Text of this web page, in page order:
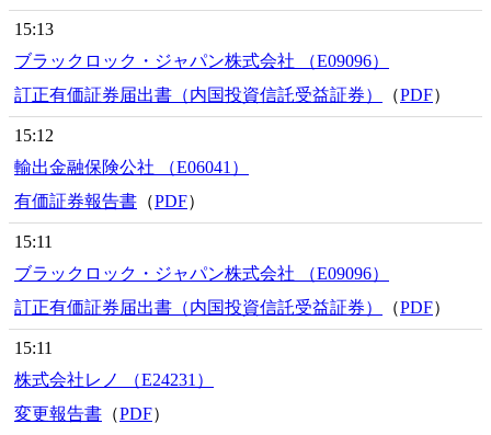
15:13
ブラックロック・ジャパン株式会社 （E09096）
訂正有価証券届出書（内国投資信託受益証券）
（PDF）
15:12
輸出金融保険公社 （E06041）
有価証券報告書 （PDF）
15:11
ブラックロック・ジャパン株式会社 （E09096）
訂正有価証券届出書（内国投資信託受益証券）
（PDF）
15:11
株式会社レノ （E24231）
変更報告書 （PDF）